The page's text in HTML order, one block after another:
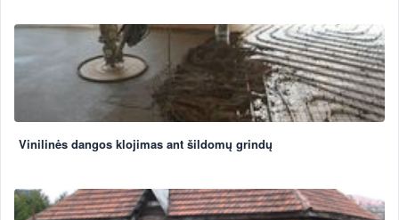
Vinilinės dangos klojimas ant šildomų grindų